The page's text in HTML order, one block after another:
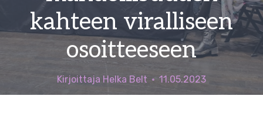
kahteen viralliseen
osoitteeseen
Kirjoittaja Helka Belt 11.05.2023